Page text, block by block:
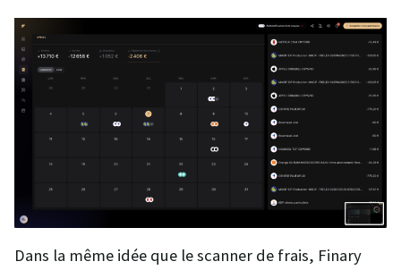
Dans la même idée que le scanner de frais, Finary